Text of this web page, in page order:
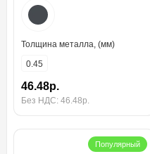
Толщина металла, (мм)
0.45
46.48р.
Без НДС: 46.48р.
Популярный